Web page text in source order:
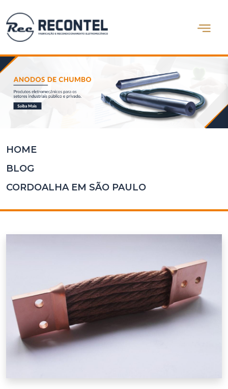
Abrir
Somos
Produtos
HOME
BLOG
CORDOALHA EM SÃO PAULO